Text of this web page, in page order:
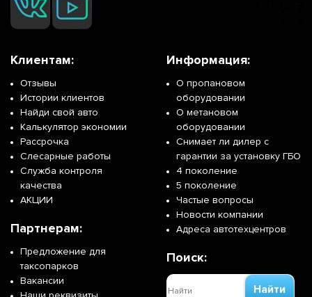
Клиентам:
Отзывы
Истории клиентов
Найди свой авто
Калькулятор экономии
Рассрочка
Слесарные работы
Служба контроля
качества
АКЦИИ
Партнерам:
Предложение для
таксопарков
Вакансии
Информация:
О пропановом
оборудовании
О метановом
оборудовании
Снимает ли дилер с
гарантии за установку ГБО
4 поколение
5 поколение
Частые вопросы
Новости компании
Адреса автотехцентров
Поиск:
Найти